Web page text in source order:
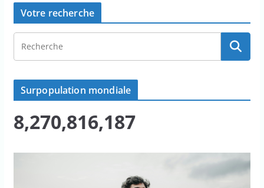
Votre recherche
Surpopulation mondiale
8,270,816,187